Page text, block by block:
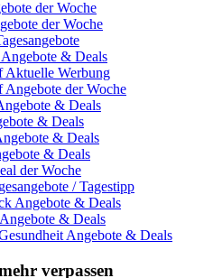
der Woche
der Woche
& Deals
Aktuelle Werbung
Angebote der Woche
& Deals
& Deals
& Deals
& Deals
der Woche
/ Tagestipp
Angebote & Deals
& Deals
Angebote & Deals
verpassen